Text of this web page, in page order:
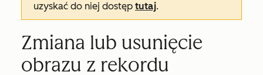
uzyskać do niej dostęp tutaj.
Zmiana lub usunięcie
obrazu z rekordu